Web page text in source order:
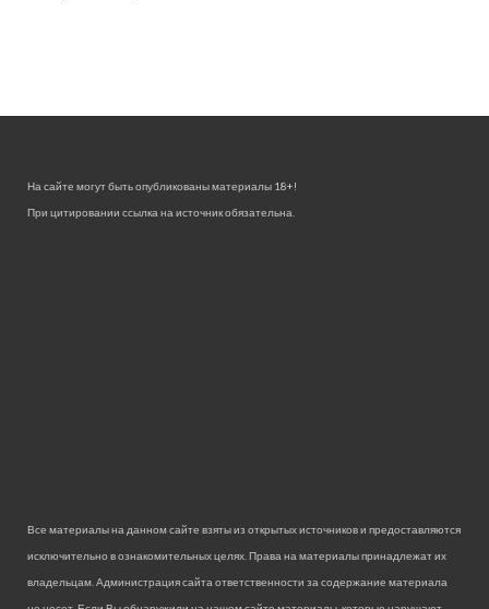
На сайте могут быть опубликованы материалы 18+!
При цитировании ссылка на источник обязательна.
Все материалы на данном сайте взяты из открытых источников и предоставляются
исключительно в ознакомительных целях. Права на материалы принадлежат их
владельцам. Администрация сайта ответственности за содержание материала